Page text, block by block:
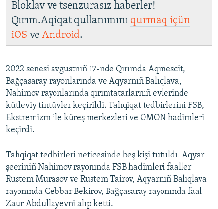
Bloklav ve tsenzurasız haberler!
Qırım.Aqiqat qullanımını qurmaq içün
iOS ve Android.
2022 senesi avgustnıñ 17-nde Qırımda Aqmescit,
Bağçasaray rayonlarında ve Aqyarnıñ Balıqlava,
Nahimov rayonlarında qırımtatarlarnıñ evlerinde
kütleviy tintüvler keçirildi. Tahqiqat tedbirlerini FSB,
Ekstremizm ile küreş merkezleri ve OMON hadimleri
keçirdi.
Tahqiqat tedbirleri neticesinde beş kişi tutuldı. Aqyar
şeeriniñ Nahimov rayonında FSB hadimleri faaller
Rustem Murasov ve Rustem Tairov, Aqyarnıñ Balıqlava
rayonında Cebbar Bekirov, Bağçasaray rayonında faal
Zaur Abdullayevni alıp ketti.